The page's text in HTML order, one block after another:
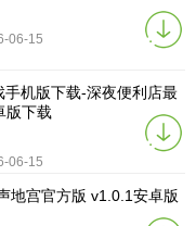
06-15
机版下载-深夜便利店最
版下载
06-15
地宫官方版 v1.0.1安卓版